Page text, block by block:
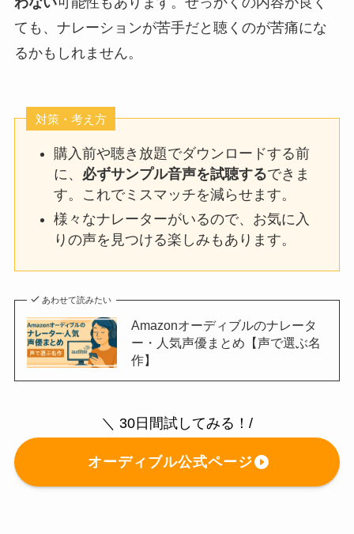
ても、ナレーションが苦手だと聴くのが苦痛にな
るかもしれません。
対策・考え方
購入前や聴き放題でダウンロードする前
に、 必ずサンプル音声を試聴するできま
す。これでミスマッチを減らせます。
様々なナレーターがいるので、お気に入
りの声を見つける楽しみもあります。
あわせて読みたい
Amazonオーディブルのナレータ
ー・人気声優まとめ【声で選ぶ名
作】
＼ 30日間試してみる！/
オーディブル公式ページ